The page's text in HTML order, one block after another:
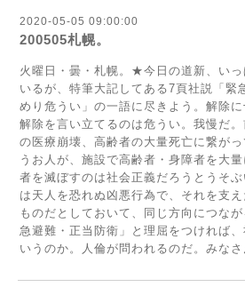
2020-05-05 09:00:00
200505札幌。
火曜日・曇・札幌。★今日の道新、い
いるが、特筆大記してある7頁社説「緊
めり危うい」の一語に尽きよう。解除
解除を言い立てるのは危うい。我慢だ
の医療崩壊、高齢者の大量死亡に繋が
うお人が、施設で高齢者・身障者を大
者を滅ぼすのは社会正義だろうとうそ
は天人を恐れぬ凶悪行為で、それを支
ものだとしておいて、同じ方向につな
急避難・正当防衛」と理屈をつければ
いうのか。人倫が問われるのだ。みなさ